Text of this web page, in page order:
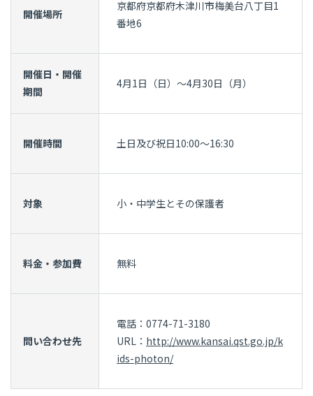
開催場所
京都府京都府木津川市梅美台八丁目1
番地6
開催日・開催
期間
4月1日（日）～4月30日（月）
開催時間 土日及び祝日10:00～16:30
対象 小・中学生とその保護者
料金・参加費 無料
問い合わせ先
電話：0774-71-3180
URL： http://www.kansai.qst.go.jp/k
ids-photon/